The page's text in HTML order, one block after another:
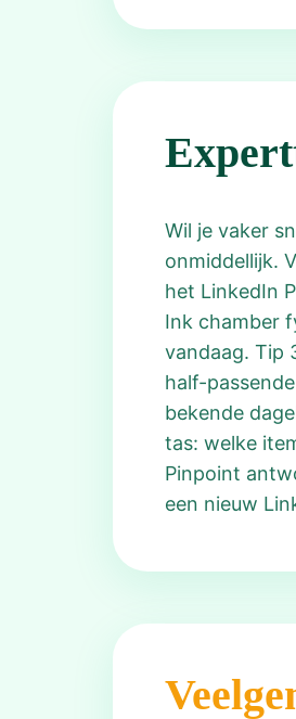
Wil je vaker
onmiddellijk.
het LinkedIn
Ink chamber
vandaag. Tip
half-
bekende
tas: welke
Pinpoint
een nieuw